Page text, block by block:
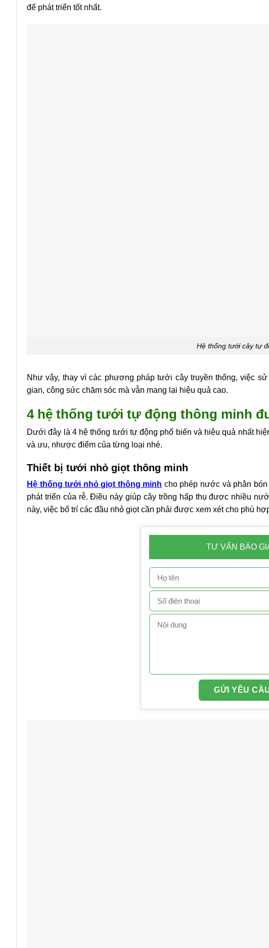
để phát triển tốt nhất.
Hệ thống tưới cây tự
Như vậy, thay vì các phương pháp tưới cây truyền thống, việc
gian, công sức chăm sóc mà vẫn mang lại hiệu quả cao.
4 hệ thống tưới tự động thông minh
Dưới đây là 4 hệ thống tưới tự động phổ biến và hiệu quả nhất
và ưu, nhược điểm của từng loại nhé.
Thiết bị tưới nhỏ giọt thông minh
Hệ thống tưới nhỏ giọt thông minh cho phép nước và phân
phát triển của rễ. Điều này giúp cây trồng hấp thụ được nhiều
này, việc bố trí các đầu nhỏ giọt cần phải được xem xét cho phù
TƯ VẤN BÁO